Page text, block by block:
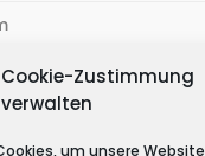
Cookie-Zustimmung
verwalten
um unsere
Versand